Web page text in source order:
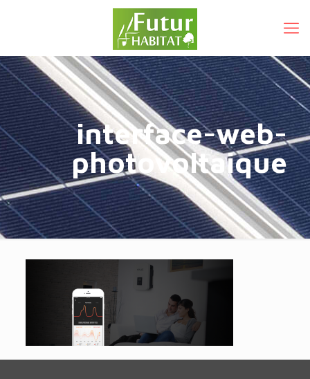
interface-web-
photovoltaique